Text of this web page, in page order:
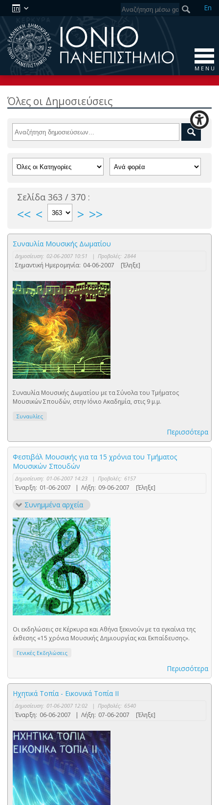
En
M E N U
Όλες οι Δημοσιεύσεις
Σελίδα 363 / 370 :
<< < > >>
Συναυλία Μουσικής Δωματίου
Δημοσίευση: 02-06-2007 10:51 | Προβολές: 2844
Σημαντική Ημερομηνία: 04-06-2007 [Έληξε]
Συναυλία Μουσικής Δωματίου με τα Σύνολα του Τμήματος
Μουσικών Σπουδών, στην Ιόνιο Ακαδημία, στις 9 μ.μ.
Συναυλίες
Περισσότερα
Φεστιβάλ Μουσικής για τα 15 χρόνια του Τμήματος
Μουσικών Σπουδών
Δημοσίευση: 01-06-2007 14:23 | Προβολές: 6157
Έναρξη: 01-06-2007 | Λήξη: 09-06-2007 [Έληξε]
Συνημμένα αρχεία
Οι εκδηλώσεις σε Κέρκυρα και Αθήνα ξεκινούν με τα εγκαίνια της
έκθεσης «15 χρόνια Μουσικής Δημιουργίας και Εκπαίδευσης».
Γενικές Εκδηλώσεις
Περισσότερα
Ηχητικά Τοπία - Εικονικά Τοπία ΙΙ
Δημοσίευση: 01-06-2007 12:02 | Προβολές: 6540
Έναρξη: 06-06-2007 | Λήξη: 07-06-2007 [Έληξε]